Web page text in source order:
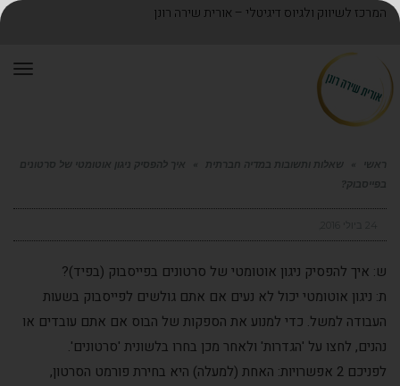
המרכז לשיווק ולגיוס דיגיטלי – אורית שירה רונן
ראשי » שאלות ותשובות במדיה חברתית »
איך להפסיק ניגון אוטומטי של סרטונים
בפייסבוק?
ש: איך להפסיק ניגון אוטומטי של סרטונים בפייסבוק (בפיד)?
ת: ניגון אוטומטי יכול לא נעים אם אתם גולשים לפייסבוק בשעות
העבודה למשל. כדי למנוע את הספקות של הבוס אם אתם עובדים או
נהנים, לחצו על 'הגדרות' ולאחר מכן בחרו בלשונית 'סרטונים'.
לפניכם 2 אפשרויות: האחת (למעלה) היא בחירת פורמט הסרטון,